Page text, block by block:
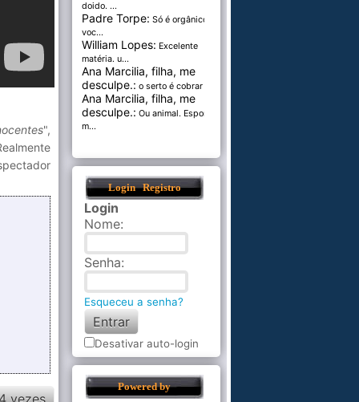
",
doido. ...
Padre Torpe: Só é orgânico se
voc...
William Lopes: Excelente
matéria. u...
Ana Marcilia, filha, me
desculpe.: o serto é cobrar pel...
Ana Marcilia, filha, me
desculpe.: Ou animal. Esponja
m...
Login Registro
Login
Nome:
Senha:
Esqueceu a senha?
Desativar auto-login
Powered by